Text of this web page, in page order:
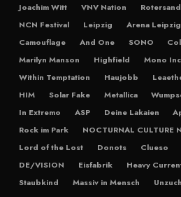
Joachim Witt
VNV Nation Rotersand
NCN Festival
Leipzig Arena Leipzig
Camouflage
And One SONO
Marilyn Manson
Highfield Mono Inc
Within Temptation
Haujobb
HIM
Solar Fake Metallica
In Extremo
ASP Deine Lakaien
Rock im Park
NOCTURNAL CULTURE
Lord of the Lost
Donots Clueso
DE/VISION
Eisfabrik Heavy
Staubkind
Massiv in Mensch